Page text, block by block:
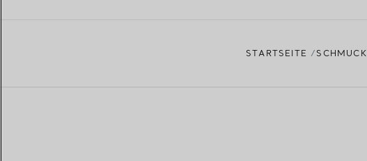
STARTSEITE SCHMUCK